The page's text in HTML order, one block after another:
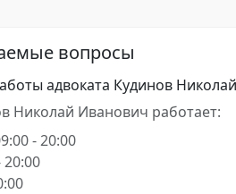
вопросы
адвоката Кудинов
Николай Иванович работает:
- 20:00
20:00